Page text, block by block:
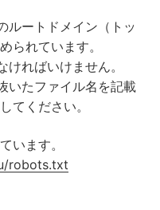
ートドメイン（トッ
られています。
ればいけません。
いたファイル名を記載
てください。
います。
robots.txt